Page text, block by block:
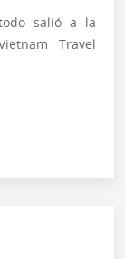
salió a la
Travel